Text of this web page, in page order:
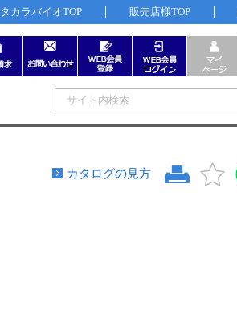
タカラバイオTOP 販売店様TOP
カタログの見方